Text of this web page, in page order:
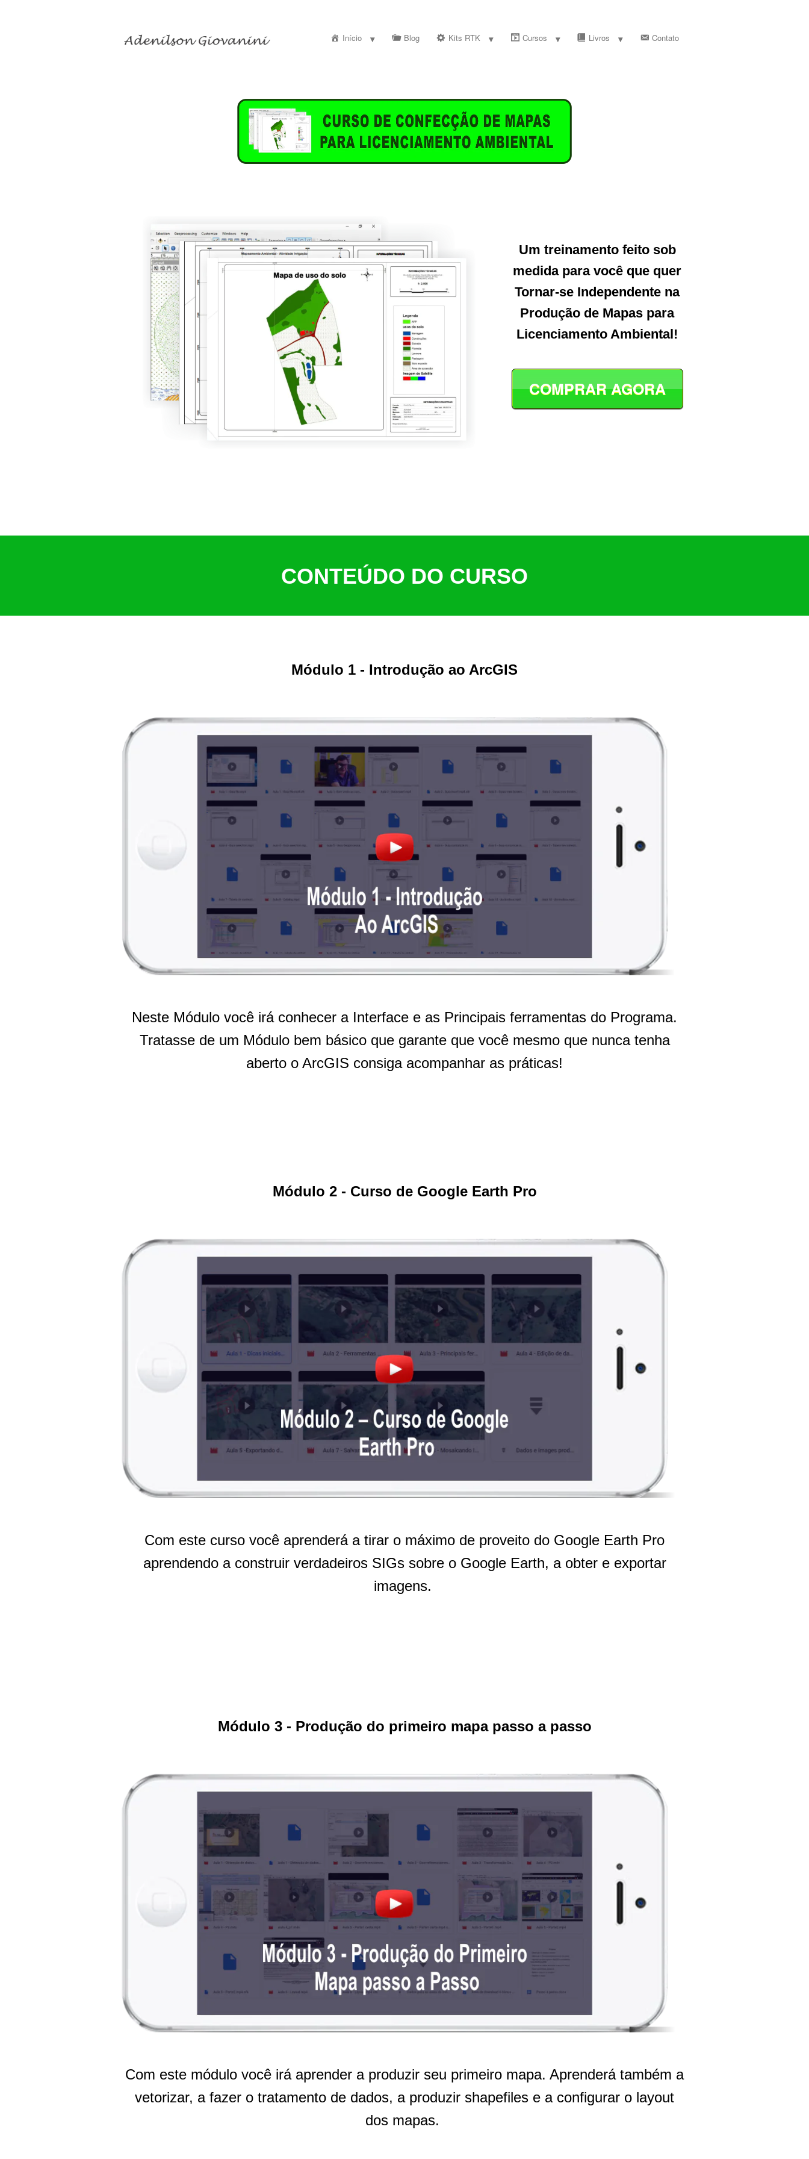
Início Blog Kits RTK Cursos Livros Contato
Um treinamento feito sob
medida para você que quer
Tornar-se Independente na
Produção de Mapas para
Licenciamento Ambiental!
COMPRAR AGORA
CONTEÚDO DO CURSO
Módulo 1 - Introdução ao ArcGIS
Neste Módulo você irá conhecer a Interface e as Principais ferramentas do Programa.
Tratasse de um Módulo bem básico que garante que você mesmo que nunca tenha
aberto o ArcGIS consiga acompanhar as práticas!
Módulo 2 - Curso de Google Earth Pro
Com este curso você aprenderá a tirar o máximo de proveito do Google Earth Pro
aprendendo a construir verdadeiros SIGs sobre o Google Earth, a obter e exportar
imagens.
Módulo 3 - Produção do primeiro mapa passo a passo
Com este módulo você irá aprender a produzir seu primeiro mapa. Aprenderá também a
vetorizar, a fazer o tratamento de dados, a produzir shapefiles e a configurar o layout
dos mapas.